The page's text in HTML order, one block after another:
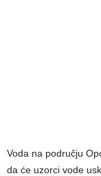
Voda na području
da će uzorci vode